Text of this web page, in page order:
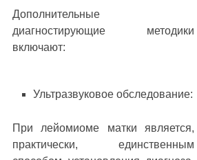
Дополнительные
диагностирующие методики
включают:
Ультразвуковое обследование:
При лейомиоме матки является,
практически, единственным